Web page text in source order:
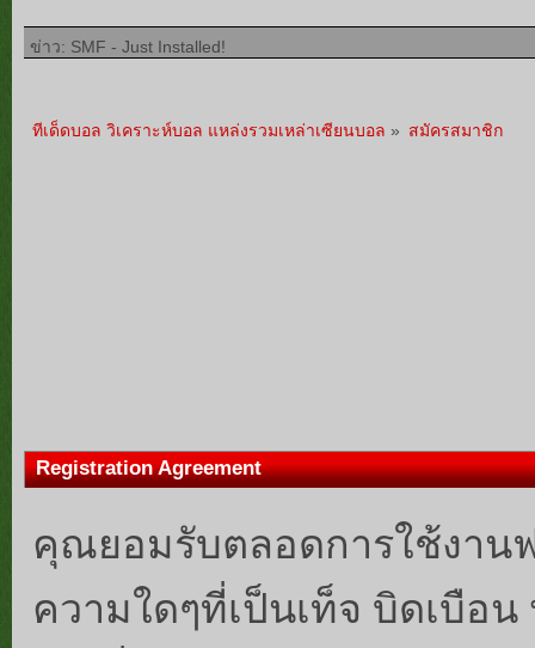
ข่าว: SMF - Just Installed!
ทีเด็ดบอล วิเคราะห์บอล แหล่งรวมเหล่าเซียนบอล » สมัครสมาชิก
Registration Agreement
คุณยอมรับตลอดการใช้งาน
ความใดๆที่เป็นเท็จ บิดเบือ